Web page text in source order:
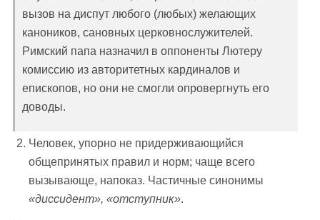
вызов на диспут любого (любых) желающих
каноников, сановных церковнослужителей.
Римский папа назначил в оппоненты Лютеру
комиссию из авторитетных кардиналов и
епископов, но они не смогли опровергнуть его
доводы.
Человек, упорно не придерживающийся
общепринятых правил и норм; чаще всего
вызывающе, напоказ. Частичные синонимы
«диссидент», «отступник».